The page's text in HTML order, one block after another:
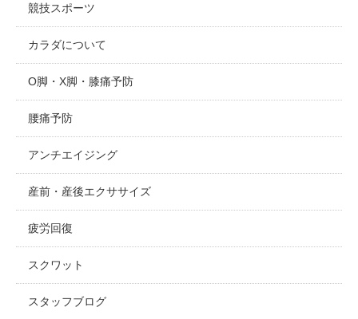
競技スポーツ
カラダについて
O脚・X脚・膝痛予防
腰痛予防
アンチエイジング
産前・産後エクササイズ
疲労回復
スクワット
スタッフブログ